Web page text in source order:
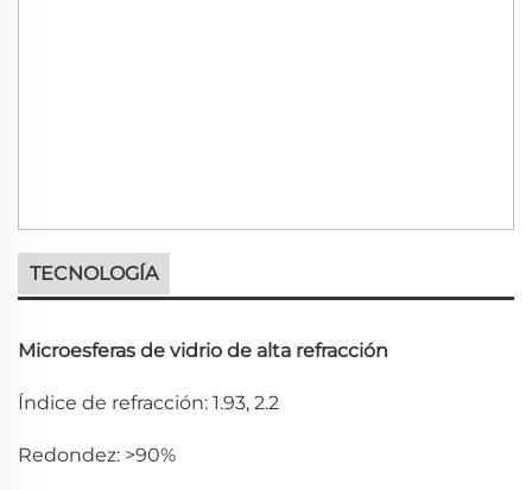
TECNOLOGÍA
Microesferas de vidrio de alta refracción
Índice de refracción: 1.93, 2.2
Redondez: >90%